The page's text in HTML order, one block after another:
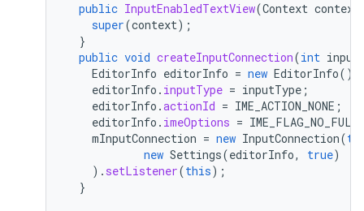
public InputEnabledTextView(Context context
super(context);
}
public void createInputConnection(int
EditorInfo editorInfo = new EditorInfo();
editorInfo . inputType = inputType ;
editorInfo .actionId = IME_ACTION_NONE ;
editorInfo . imeOptions =
mInputConnection = new InputConnection(
new Settings(editorInfo, true)
). setListener(this);
}